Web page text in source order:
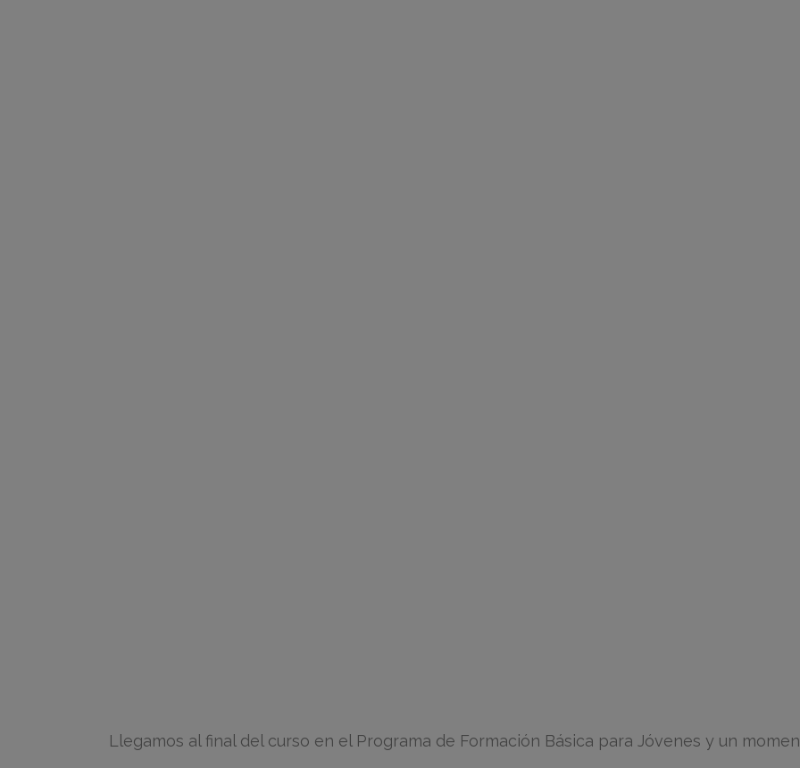
Llegamos al final del curso en el Programa de Formación Básica para Jóvenes y un